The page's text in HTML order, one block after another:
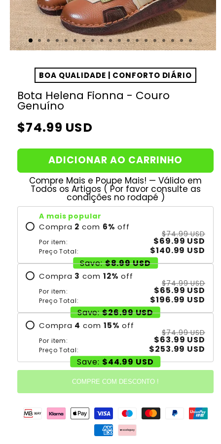
BOA QUALIDADE | CONFORTO DIÁRIO
Bota Helena Fionna - Couro
Genuíno
Preço
$74.99 USD
ADICIONAR AO CARRINHO
Compre Mais e Poupe Mais! — Válido em
Todos os Artigos ( Por favor consulte as
condições no rodapé )
A mais popular
Compra 2 com 6% off
Por item:
$74.99 USD
$69.99 USD
Preço Total:
$140.99 USD
Save: $8.99 USD
Compra 3 com 12% off
Por item:
$74.99 USD
$65.99 USD
Preço Total:
$196.99 USD
Save: $26.99 USD
Compra 4 com 15% off
Por item:
$74.99 USD
$63.99 USD
Preço Total:
$253.99 USD
Save: $44.99 USD
COMPRE COM DESCONTO !